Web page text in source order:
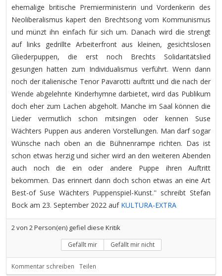
ehemalige britische Premierministerin und Vordenkerin des
Neoliberalismus kapert den Brechtsong vom Kommunismus
und münzt ihn einfach für sich um. Danach wird die strengt
auf links gedrillte Arbeiterfront aus kleinen, gesichtslosen
Gliederpuppen, die erst noch Brechts Solidaritätslied
gesungen hatten zum Individualismus verführt. Wenn dann
noch der italienische Tenor Pavarotti auftritt und die nach der
Wende abgelehnte Kinderhymne darbietet, wird das Publikum
doch eher zum Lachen abgeholt. Manche im Saal können die
Lieder vermutlich schon mitsingen oder kennen Suse
Wächters Puppen aus anderen Vorstellungen. Man darf sogar
Wünsche nach oben an die Bühnenrampe richten. Das ist
schon etwas herzig und sicher wird an den weiteren Abenden
auch noch die ein oder andere Puppe ihren Auftritt
bekommen. Das erinnert dann doch schon etwas an eine Art
Best-of Suse Wächters Puppenspiel-Kunst.'' schreibt Stefan
Bock am 23. September 2022 auf KULTURA-EXTRA
2von 2Person(en) gefiel diese Kritik
Gefällt mir Gefällt mir nicht
Kommentar schreiben Teilen